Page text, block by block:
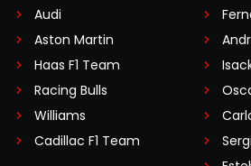
Audi
Aston Martin
Haas F1 Team
Racing Bulls
Williams
Cadillac F1 Team